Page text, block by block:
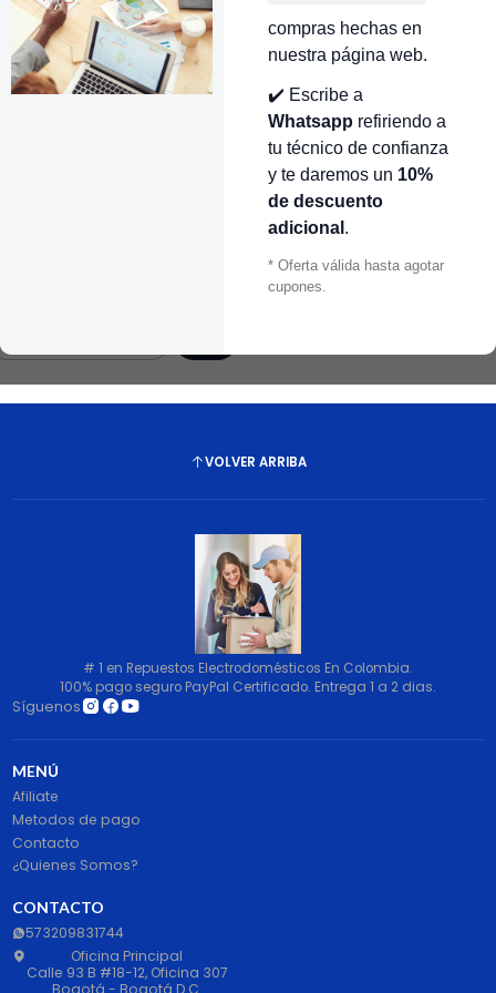
compras hechas en
nuestra página web.
✔️ Escribe a
Whatsapp refiriendo a
tu técnico de confianza
y te daremos un 10%
de descuento
adicional .
* Oferta válida hasta agotar
cupones.
|
LAVADORA
6601ER1006E
CR441028|
PRESOSTATO LAVADORA
CR441028
$156.000 COP
Cantidad
VOLVER ARRIBA
# 1 en Repuestos Electrodomésticos En Colombia.
100% pago seguro PayPal Certificado. Entrega 1 a 2 dias.
Síguenos
MENÚ
Afiliate
Metodos de pago
Contacto
¿Quienes Somos?
CONTACTO
573209831744
Oficina Principal
Calle 93 B #18-12, Oficina 307
Bogotá - Bogotá D.C.